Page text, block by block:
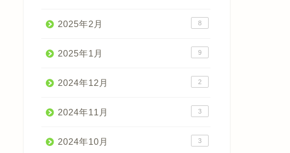
2025年2月 8
2025年1月 9
2024年12月 2
2024年11月 3
2024年10月 3